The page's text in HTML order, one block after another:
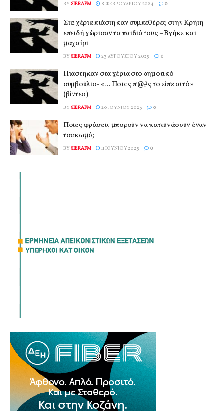
BY SIERAFM 8 ΦΕΒΡΟΥΑΡΊΟΥ 2024 0
Στα χέρια πιάστηκαν συμπεθέρες στην Κρήτη
επειδή χώρισαν τα παιδιά τους – Βγήκε και
μαχαίρι
BY SIERAFM 23 ΑΥΓΟΎΣΤΟΥ 2023 0
Πιάστηκαν στα χέρια στο δημοτικό
συμβούλιο- «… Ποιος π@#ς το είπε αυτό»
(βίντεο)
BY SIERAFM 20 ΙΟΥΝΊΟΥ 2023 0
Ποιες φράσεις μπορούν να κατευνάσουν έναν
τσακωμό;
BY SIERAFM 11 ΙΟΥΝΊΟΥ 2023 0